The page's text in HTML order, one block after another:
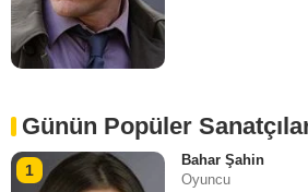
Günün Popüler
1
Bahar Şahin
Oyuncu